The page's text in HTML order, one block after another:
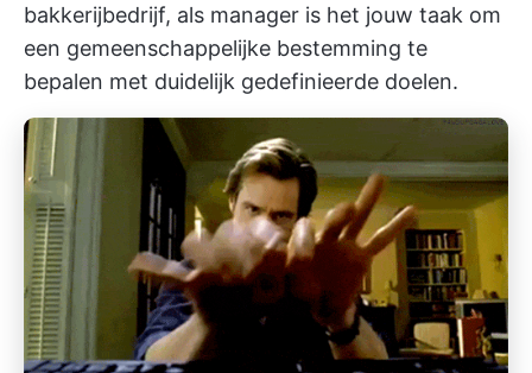
bakkerijbedrijf, als manager is het jouw taak om
een gemeenschappelijke bestemming te
bepalen met duidelijk gedefinieerde doelen.